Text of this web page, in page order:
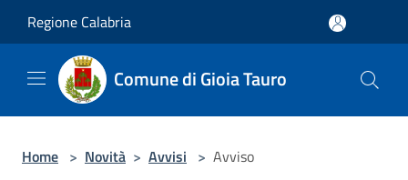
Regione Calabria
Comune di Gioia Tauro
Home > Novità > Avvisi > Avviso